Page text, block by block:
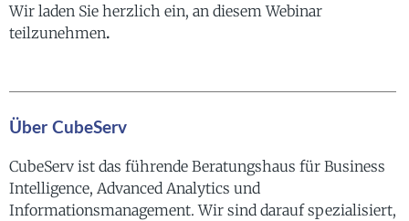
Wir laden Sie herzlich ein, an diesem Webinar
teilzunehmen.
Über CubeServ
CubeServ ist das führende Beratungshaus für Business
Intelligence, Advanced Analytics und
Informationsmanagement. Wir sind darauf spezialisiert,